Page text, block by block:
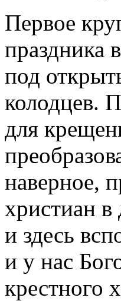
Первое
праздника
под
колодцев.
для
наверное,
христиан
и здесь
и у нас
крестного